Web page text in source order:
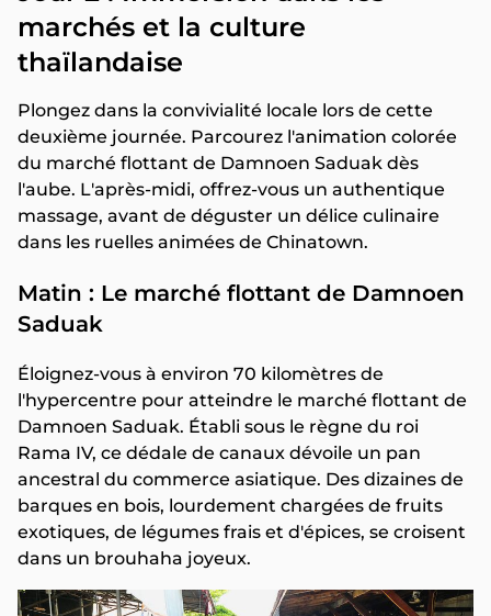
marchés et la culture
thaïlandaise
Plongez dans la convivialité locale lors de cette
deuxième journée. Parcourez l'animation colorée
du marché flottant de Damnoen Saduak dès
l'aube. L'après-midi, offrez-vous un authentique
massage, avant de déguster un délice culinaire
dans les ruelles animées de Chinatown.
Matin : Le marché flottant de Damnoen
Saduak
Éloignez-vous à environ 70 kilomètres de
l'hypercentre pour atteindre le marché flottant de
Damnoen Saduak. Établi sous le règne du roi
Rama IV, ce dédale de canaux dévoile un pan
ancestral du commerce asiatique. Des dizaines de
barques en bois, lourdement chargées de fruits
exotiques, de légumes frais et d'épices, se croisent
dans un brouhaha joyeux.